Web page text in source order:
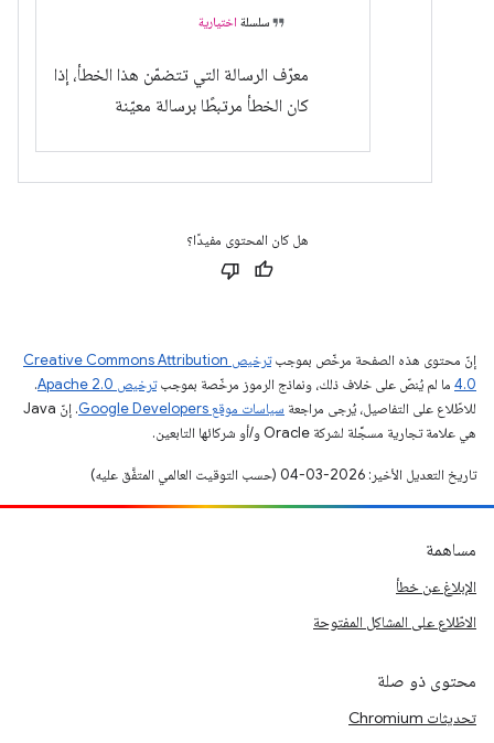
سلسلة اختيارية
معرّف الرسالة التي تتضمّن هذا الخطأ، إذا
كان الخطأ مرتبطًا برسالة معيّنة
هل كان المحتوى مفيدًا؟
إنّ محتوى هذه الصفحة مرخّص بموجب
ترخيص Creative Commons Attribution
4.0‏ ما لم يُنصّ على خلاف ذلك، ونماذج الرموز مرخّصة بموجبترخيص Apache 2.0‏
.
للاطّلاع على التفاصيل، يُرجى مراجعة سياسات موقع Google Developers‏
. إنّ Java
هي علامة تجارية مسجَّلة لشركة Oracle و/أو شركائها التابعين.
تاريخ التعديل الأخير: 2026-03-04 (حسب التوقيت العالمي المتفَّق عليه)
مساهمة
الإبلاغ عن خطأ
الاطّلاع على المشاكل المفتوحة
محتوى ذو صلة
تحديثات Chromium